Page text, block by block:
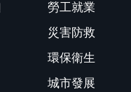
勞工就業
災害防救
環保衛生
城市發展